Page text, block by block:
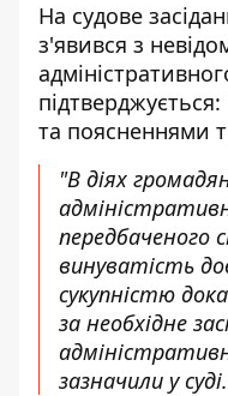
На судове
з'явився з
та поясненнями
"В діях
передбаченого
винуватість
сукупністю
за необхідне
зазначили у суді.